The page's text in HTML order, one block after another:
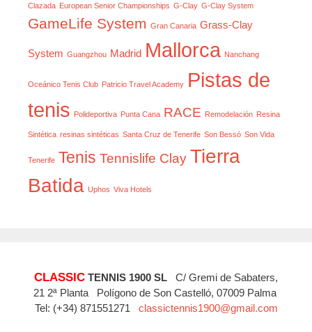
Clazada European Senior Championships G-Clay G-Clay System
GameLife System Gran Canaria Grass-Clay
System Guangzhou Madrid Mallorca Nanchang
Oceánico Tenis Club Patricio Travel Academy Pistas de
tenis Polideportiva Punta Cana RACE Remodelación Resina
Sintética resinas sintéticas Santa Cruz de Tenerife Son Bessó Son Vida
Tenerife Tenis Tennislife Clay Tierra
Batida Uphos Viva Hotels
CLASSIC TENNIS 1900 SL C/ Gremi de Sabaters,
21 2ª Planta Polígono de Son Castelló, 07009 Palma
Tel: (+34) 871551271 classictennis1900@gmail.com